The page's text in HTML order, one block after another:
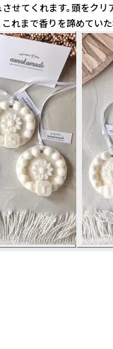
くれます。頭
で香りを諦め